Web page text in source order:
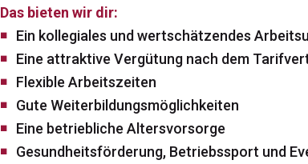
Das bieten wir dir:
Ein kollegiales und wertschätzendes
Eine attraktive Vergütung nach dem
Flexible Arbeitszeiten
Gute Weiterbildungsmöglichkeiten
Eine betriebliche Altersvorsorge
Gesundheitsförderung, Betriebssport und